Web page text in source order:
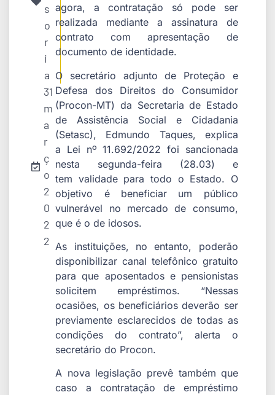
s
o
r
i
a
31
m
a
r
ç
o
2
0
2
2
agora, a contratação só pode ser
realizada mediante a assinatura de
contrato com apresentação de
documento de identidade.
O secretário adjunto de Proteção e
Defesa dos Direitos do Consumidor
(Procon-MT) da Secretaria de Estado
de Assistência Social e Cidadania
(Setasc), Edmundo Taques, explica
a Lei nº 11.692/2022 foi sancionada
nesta segunda-feira (28.03) e
tem validade para todo o Estado. O
objetivo é beneficiar um público
vulnerável no mercado de consumo,
que é o de idosos.
As instituições, no entanto, poderão
disponibilizar canal telefônico gratuito
para que aposentados e pensionistas
solicitem empréstimos. “Nessas
ocasiões, os beneficiários deverão ser
previamente esclarecidos de todas as
condições do contrato”, alerta o
secretário do Procon.
A nova legislação prevê também que
caso a contratação de empréstimo